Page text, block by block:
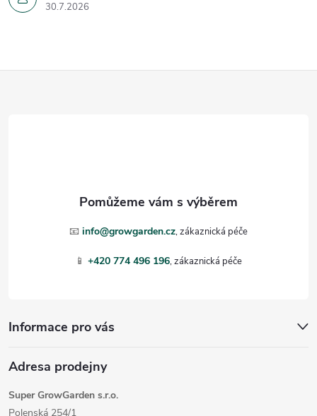
30.7.2026
📧 info@growgarden.cz
📱 +420 774 496 196
Informace pro vás
Adresa prodejny
Super GrowGarden s.r.o.
Polenská 254/1